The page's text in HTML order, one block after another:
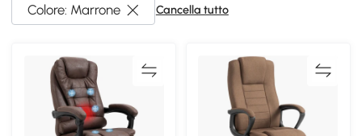
Colore: Marrone Cancella tutto